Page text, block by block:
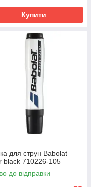
Купити
для струн Babolat
black 710226-105
до відправки